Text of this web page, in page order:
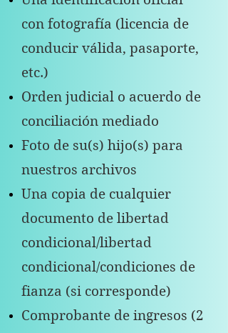
con fotografía (licencia de
conducir válida, pasaporte,
etc.)
Orden judicial o acuerdo de
conciliación mediado
Foto de su(s) hijo(s) para
nuestros archivos
Una copia de cualquier
documento de libertad
condicional/libertad
condicional/condiciones de
fianza (si corresponde)
Comprobante de ingresos (2